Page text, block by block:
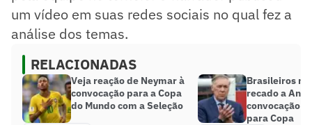
um vídeo em suas redes sociais no qual fez a
análise dos temas.
RELACIONADAS
Veja reação de Neymar à
convocação para a Copa
do Mundo com a Seleção
Brasileiros
recado a
convocação
para Copa